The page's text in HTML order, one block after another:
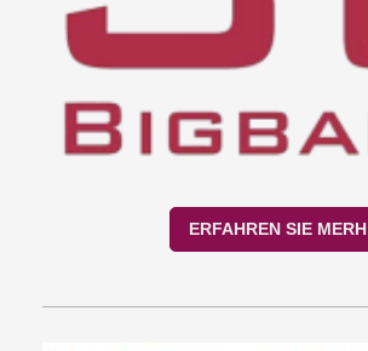
ERFAHREN SIE MERH